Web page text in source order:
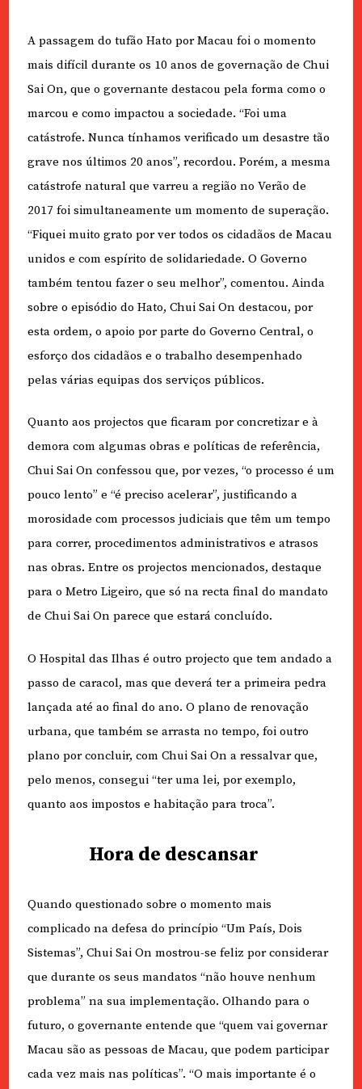
A passagem do tufão Hato por Macau foi o momento
mais difícil durante os 10 anos de governação de Chui
Sai On, que o governante destacou pela forma como o
marcou e como impactou a sociedade. “Foi uma
catástrofe. Nunca tínhamos verificado um desastre tão
grave nos últimos 20 anos”, recordou. Porém, a mesma
catástrofe natural que varreu a região no Verão de
2017 foi simultaneamente um momento de superação.
“Fiquei muito grato por ver todos os cidadãos de Macau
unidos e com espírito de solidariedade. O Governo
também tentou fazer o seu melhor”, comentou. Ainda
sobre o episódio do Hato, Chui Sai On destacou, por
esta ordem, o apoio por parte do Governo Central, o
esforço dos cidadãos e o trabalho desempenhado
pelas várias equipas dos serviços públicos.
Quanto aos projectos que ficaram por concretizar e à
demora com algumas obras e políticas de referência,
Chui Sai On confessou que, por vezes, “o processo é um
pouco lento” e “é preciso acelerar”, justificando a
morosidade com processos judiciais que têm um tempo
para correr, procedimentos administrativos e atrasos
nas obras. Entre os projectos mencionados, destaque
para o Metro Ligeiro, que só na recta final do mandato
de Chui Sai On parece que estará concluído.
O Hospital das Ilhas é outro projecto que tem andado a
passo de caracol, mas que deverá ter a primeira pedra
lançada até ao final do ano. O plano de renovação
urbana, que também se arrasta no tempo, foi outro
plano por concluir, com Chui Sai On a ressalvar que,
pelo menos, consegui “ter uma lei, por exemplo,
quanto aos impostos e habitação para troca”.
Hora de descansar
Quando questionado sobre o momento mais
complicado na defesa do princípio “Um País, Dois
Sistemas”, Chui Sai On mostrou-se feliz por considerar
que durante os seus mandatos “não houve nenhum
problema” na sua implementação. Olhando para o
futuro, o governante entende que “quem vai governar
Macau são as pessoas de Macau, que podem participar
cada vez mais nas políticas”. “O mais importante é o